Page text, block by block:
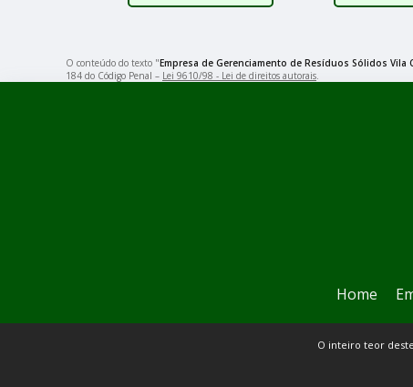
O conteúdo do texto "Empresa de Gerenciamento de Resíduos Sólidos Vila
184 do Código Penal – Lei 9610/98 - Lei de direitos autorais.
Home
O inteiro teor deste